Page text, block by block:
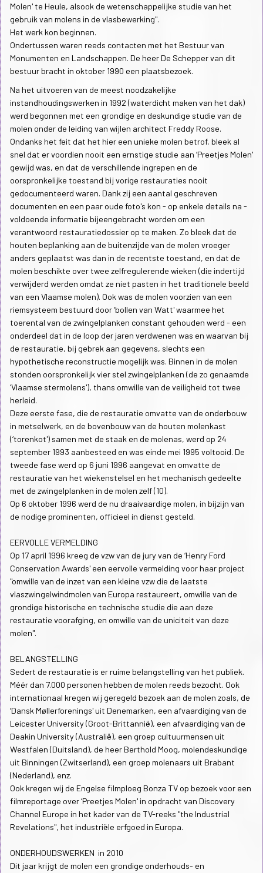
Molen' te Heule, alsook de wetenschappelijke studie van het
gebruik van molens in de vlasbewerking".
Het werk kon beginnen.
Ondertussen waren reeds contacten met het Bestuur van
Monumenten en Landschappen. De heer De Schepper van dit
bestuur bracht in oktober 1990 een plaatsbezoek.
Na het uitvoeren van de meest noodzakelijke
instandhoudingswerken in 1992 (waterdicht maken van het dak)
werd begonnen met een grondige en deskundige studie van de
molen onder de leiding van wijlen architect Freddy Roose.
Ondanks het feit dat het hier een unieke molen betrof, bleek al
snel dat er voordien nooit een ernstige studie aan ‘Preetjes Molen'
gewijd was, en dat de verschillende ingrepen en de
oorspronkelijke toestand bij vorige restauraties nooit
gedocumenteerd waren. Dank zij een aantal geschreven
documenten en een paar oude foto's kon - op enkele details na -
voldoende informatie bijeengebracht worden om een
verantwoord restauratiedossier op te maken. Zo bleek dat de
houten beplanking aan de buitenzijde van de molen vroeger
anders geplaatst was dan in de recentste toestand, en dat de
molen beschikte over twee zelfregulerende wieken (die indertijd
verwijderd werden omdat ze niet pasten in het traditionele beeld
van een Vlaamse molen). Ook was de molen voorzien van een
riemsysteem bestuurd door ‘bollen van Watt' waarmee het
toerental van de zwingelplanken constant gehouden werd - een
onderdeel dat in de loop der jaren verdwenen was en waarvan bij
de restauratie, bij gebrek aan gegevens, slechts een
hypothetische reconstructie mogelijk was. Binnen in de molen
stonden oorspronkelijk vier stel zwingelplanken (de zo genaamde
‘Vlaamse stermolens'), thans omwille van de veiligheid tot twee
herleid.
Deze eerste fase, die de restauratie omvatte van de onderbouw
in metselwerk, en de bovenbouw van de houten molenkast
(‘torenkot') samen met de staak en de molenas, werd op 24
september 1993 aanbesteed en was einde mei 1995 voltooid. De
tweede fase werd op 6 juni 1996 aangevat en omvatte de
restauratie van het wiekenstelsel en het mechanisch gedeelte
met de zwingelplanken in de molen zelf (10).
Op 6 oktober 1996 werd de nu draaivaardige molen, in bijzijn van
de nodige prominenten, officieel in dienst gesteld.
EERVOLLE VERMELDING
Op 17 april 1996 kreeg de vzw van de jury van de ‘Henry Ford
Conservation Awards' een eervolle vermelding voor haar project
"omwille van de inzet van een kleine vzw die de laatste
vlaszwingelwindmolen van Europa restaureert, omwille van de
grondige historische en technische studie die aan deze
restauratie voorafging, en omwille van de uniciteit van deze
molen".
BELANGSTELLING
Sedert de restauratie is er ruime belangstelling van het publiek.
Méér dan 7.000 personen hebben de molen reeds bezocht. Ook
internationaal kregen wij geregeld bezoek aan de molen zoals, de
‘Dansk Møllerforenings' uit Denemarken, een afvaardiging van de
Leicester University (Groot-Brittannië), een afvaardiging van de
Deakin University (Australië), een groep cultuurmensen uit
Westfalen (Duitsland), de heer Berthold Moog, molendeskundige
uit Binningen (Zwitserland), een groep molenaars uit Brabant
(Nederland), enz.
Ook kregen wij de Engelse filmploeg Bonza TV op bezoek voor een
filmreportage over ‘Preetjes Molen' in opdracht van Discovery
Channel Europe in het kader van de TV-reeks "the Industrial
Revelations", het industriële erfgoed in Europa.
ONDERHOUDSWERKEN in 2010
Dit jaar krijgt de molen een grondige onderhouds- en